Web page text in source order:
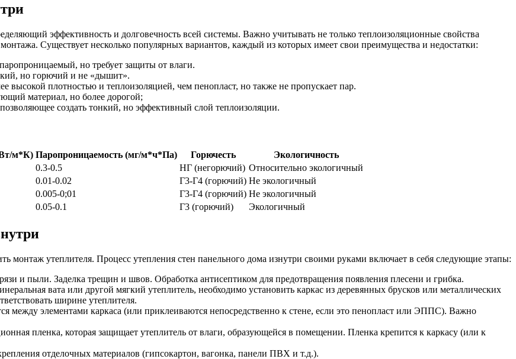
эффективность и долговечность всей системы. Важно учитывать не только теплоизоляционные свойства
Существует несколько популярных вариантов, каждый из которых имеет свои преимущества и недостатки:
но требует защиты от влаги.
но горючий и не «дышит».
высокой плотностью и теплоизоляцией, чем пенопласт, но также не пропускает пар.
материал, но более дорогой;
создать тонкий, но эффективный слой теплоизоляции.
м*К) Паропроницаемость (мг/м*ч*Па) Горючесть
Экологичность
0.3-0.5 НГ (негорючий) Относительно экологичный
0.01-0.02 Г3-Г4 (горючий) Не экологичный
0.005-0;01 Г3-Г4 (горючий) Не экологичный
0.05-0.1 Г3 (горючий) Экологичный
монтаж утеплителя. Процесс утепления стен панельного дома изнутри своими руками включает в себя следующие этапы:
и пыли. Заделка трещин и швов. Обработка антисептиком для предотвращения появления плесени и грибка.
вата или другой мягкий утеплитель, необходимо установить каркас из деревянных брусков или металлических
ширине утеплителя.
между элементами каркаса (или приклеиваются непосредственно к стене, если это пенопласт или ЭППС). Важно
пленка, которая защищает утеплитель от влаги, образующейся в помещении. Пленка крепится к каркасу (или к
отделочных материалов (гипсокартон, вагонка, панели ПВХ и т.д.).